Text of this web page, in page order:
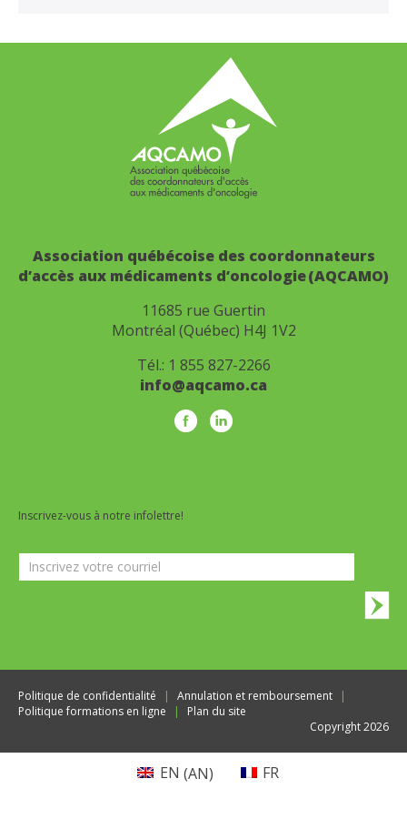
Association québécoise des coordonnateurs
d’accès aux médicaments d’oncologie (AQCAMO)
11685 rue Guertin
Montréal (Québec) H4J 1V2
Tél.: 1 855 827-2266
info@aqcamo.ca
Inscrivez-vous à notre infolettre!
Politique de confidentialité
Annulation et remboursement
Politique formations en ligne
Plan du site
Copyright 2026
EN (AN) FR